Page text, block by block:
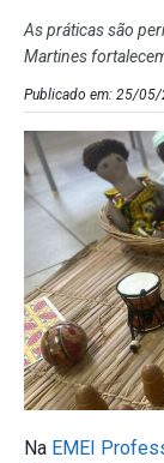
As práticas são
Martines
Publicado em: 25/
Na EMEI